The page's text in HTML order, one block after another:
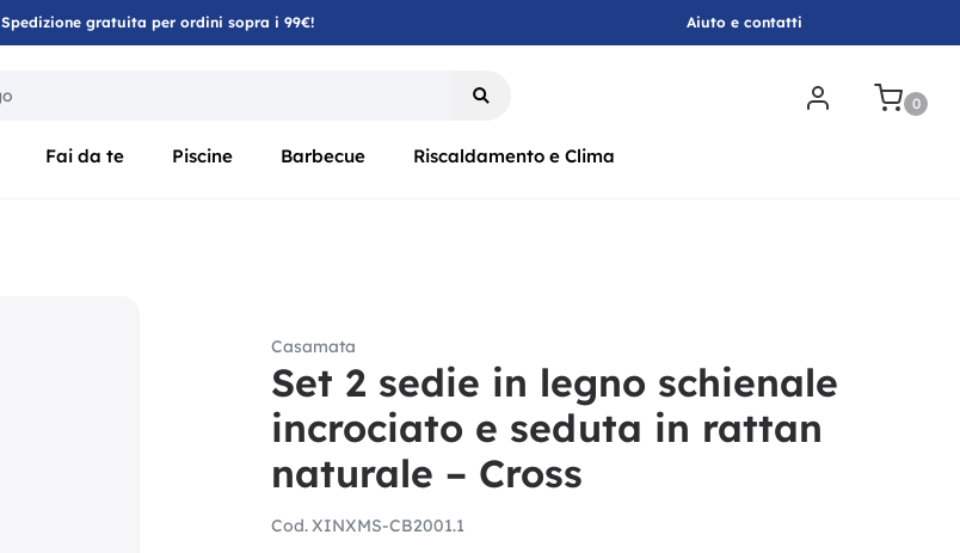
Spedizione gratuita per ordini sopra i 99€! Aiuto e contatti
0
Fai da te Piscine Barbecue Riscaldamento e Clima
Casamata
Set 2 sedie in legno schienale
incrociato e seduta in rattan
naturale – Cross
Cod.XINXMS-CB2001.1